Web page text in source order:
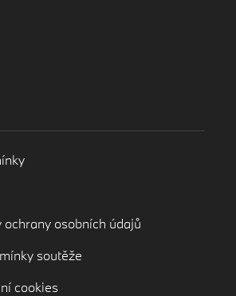
ochrany osobních údajů
soutěže
cookies